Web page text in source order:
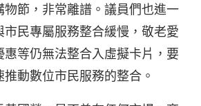
物節，非常離譜。議員們也進一
民專屬服務整合緩慢，敬老愛
等仍無法整合入虛擬卡片，要
動數位市民服務的整合。